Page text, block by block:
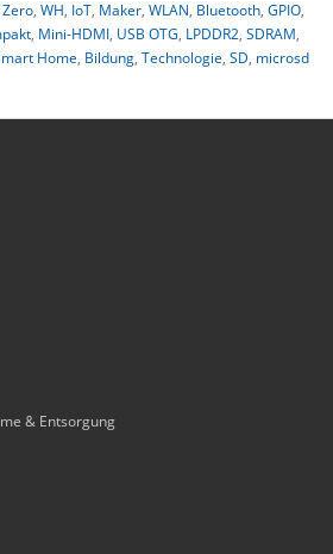
Zero, WH, IoT, Maker, WLAN, Bluetooth, GPIO,
, Mini-HDMI, USB OTG, LPDDR2, SDRAM,
Home, Bildung, Technologie, SD, microsd
& Entsorgung